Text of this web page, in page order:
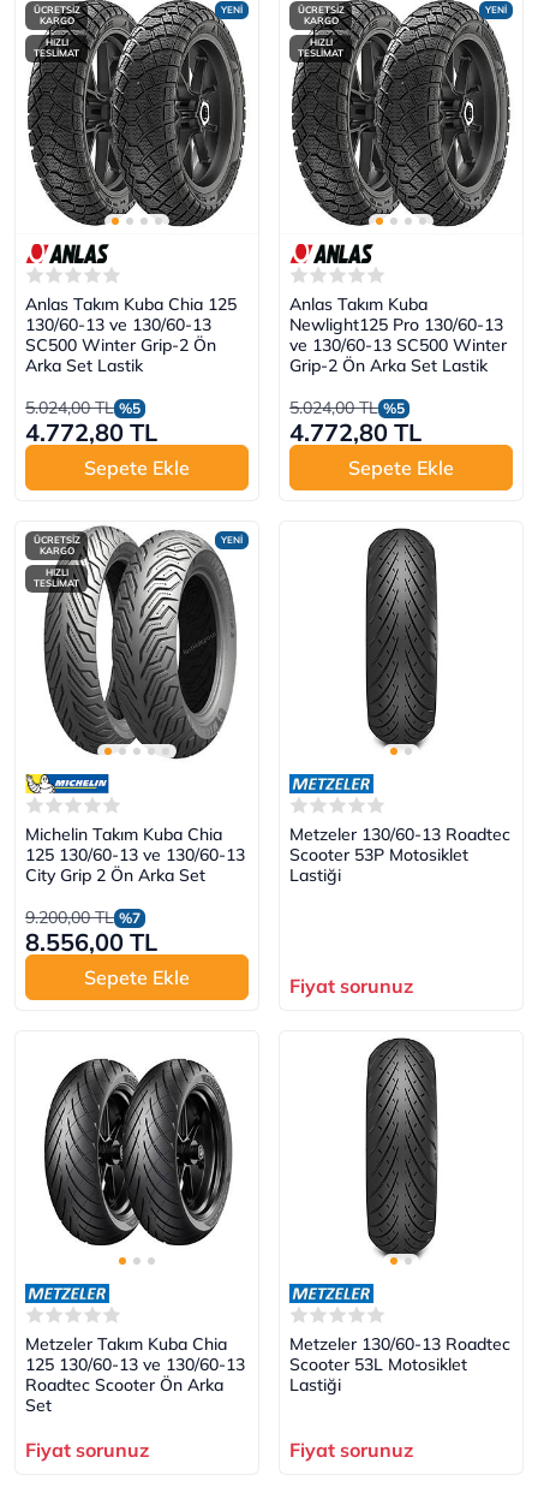
YENİ
ÜCRETSİZ
KARGO
HIZLI
TESLİMAT
Anlas Takım Kuba Chia 125
130/60-13 ve 130/60-13
SC500 Winter Grip-2 Ön
Arka Set Lastik
5.024,00 TL %5
4.772,80 TL
Sepete Ekle
YENİ
ÜCRETSİZ
KARGO
HIZLI
TESLİMAT
Anlas Takım Kuba
Newlight125 Pro 130/60-13
ve 130/60-13 SC500 Winter
Grip-2 Ön Arka Set Lastik
5.024,00 TL %5
4.772,80 TL
Sepete Ekle
YENİ
ÜCRETSİZ
KARGO
HIZLI
TESLİMAT
Michelin Takım Kuba Chia
125 130/60-13 ve 130/60-13
City Grip 2 Ön Arka Set
9.200,00 TL %7
8.556,00 TL
Sepete Ekle
Metzeler 130/60-13 Roadtec
Scooter 53P Motosiklet
Lastiği
Fiyat sorunuz
Metzeler Takım Kuba Chia
125 130/60-13 ve 130/60-13
Roadtec Scooter Ön Arka
Set
Fiyat sorunuz
Metzeler 130/60-13 Roadtec
Scooter 53L Motosiklet
Lastiği
Fiyat sorunuz